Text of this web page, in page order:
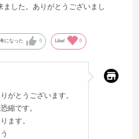
した。ありがとうございまし
になった 0 Like! 0
がとうございます。
縮です。
ます。